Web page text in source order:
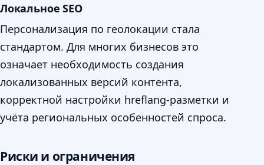
Локальное SEO
Персонализация по геолокации стала
стандартом. Для многих бизнесов это
означает необходимость создания
локализованных версий контента,
корректной настройки hreflang-разметки и
учёта региональных особенностей спроса.
Риски и ограничения